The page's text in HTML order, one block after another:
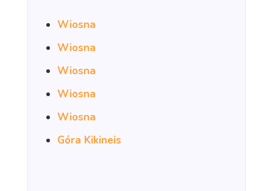
Wiosna
Wiosna
Wiosna
Wiosna
Wiosna
Góra Kikineis